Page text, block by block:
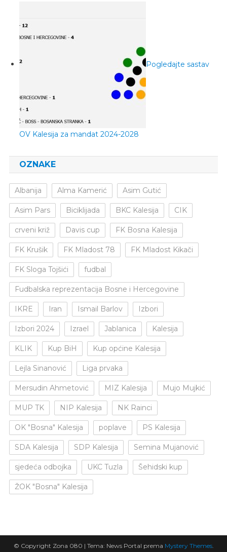
Pogledajte sastav
OV Kalesija za mandat 2024-2028
OZNAKE
Albanija Alma Kamerić Asim Gutić
Asim Pars Biciklijada BKC Kalesija CIK
crveni križ Davis cup FK Bosna Kalesija
FK Krušik FK Mladost 78 FK Mladost Kikači
FK Sloga Tojšići fudbal
Fudbalska reprezentacija Bosne i Hercegovine
IKRE Iran Ismail Barlov Izbori
Izbori 2024 Izrael Jablanica Kalesija
KLIK Kup BiH Kup općine Kalesija
Lejla Sinanović Liga prvaka
Mersudin Ahmetović MIZ Kalesija Mujo Mujkić
MUP TK NIP Kalesija NK Rainci
OK "Bosna" Kalesija poplave PS Kalesija
SDA Kalesija SDP Kalesija Semina Mujanović
sjedeća odbojka UKC Tuzla Šehidski kup
ŽOK "Bosna" Kalesija
© Copyright Zona 080 | Tema: News Portal prema Mystery Themes.